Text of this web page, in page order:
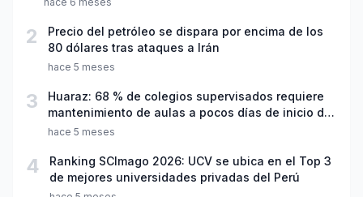
2
Precio del petróleo se dispara por encima de los
80 dólares tras ataques a Irán
hace 5 meses
3
Huaraz: 68 % de colegios supervisados requiere
mantenimiento de aulas a pocos días de inicio del
año escolar 2026
hace 5 meses
4
Ranking SCImago 2026: UCV se ubica en el Top 3
de mejores universidades privadas del Perú